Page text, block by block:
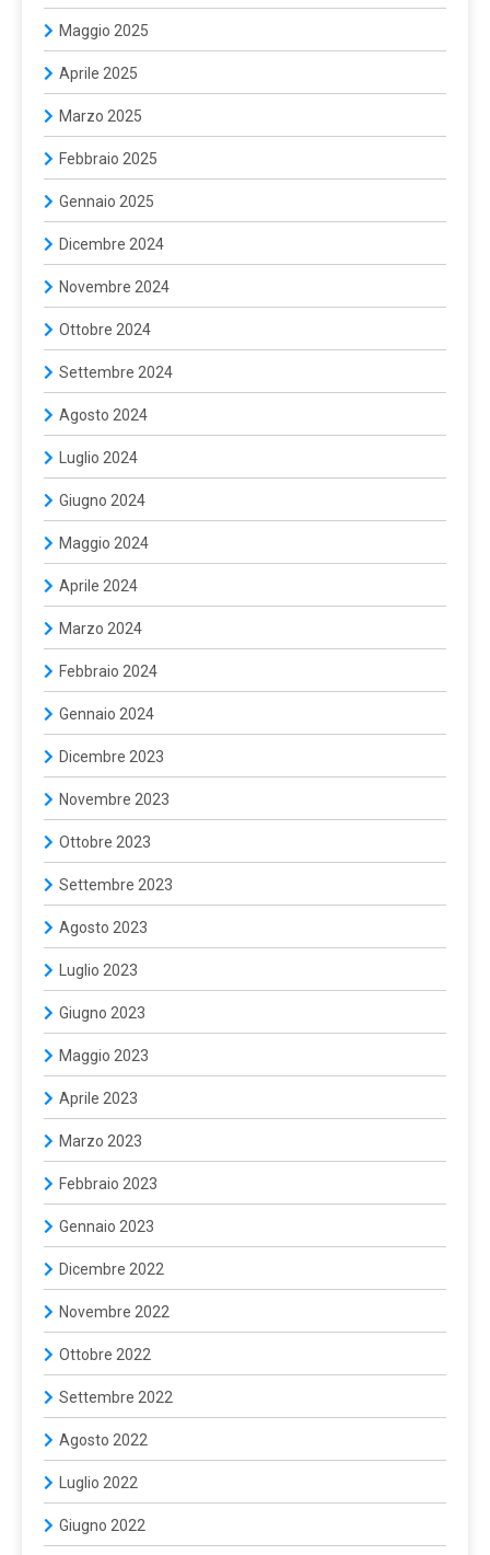
Maggio 2025
Aprile 2025
Marzo 2025
Febbraio 2025
Gennaio 2025
Dicembre 2024
Novembre 2024
Ottobre 2024
Settembre 2024
Agosto 2024
Luglio 2024
Giugno 2024
Maggio 2024
Aprile 2024
Marzo 2024
Febbraio 2024
Gennaio 2024
Dicembre 2023
Novembre 2023
Ottobre 2023
Settembre 2023
Agosto 2023
Luglio 2023
Giugno 2023
Maggio 2023
Aprile 2023
Marzo 2023
Febbraio 2023
Gennaio 2023
Dicembre 2022
Novembre 2022
Ottobre 2022
Settembre 2022
Agosto 2022
Luglio 2022
Giugno 2022